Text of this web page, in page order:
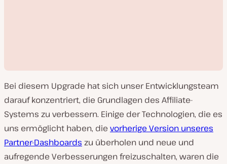
V
i
e
Bei diesem Upgrade hat sich unser Entwicklungsteam
darauf konzentriert, die Grundlagen des Affiliate-
Systems zu verbessern. Einige der Technologien, die es
uns ermöglicht haben, die vorherige Version unseres
Partner-Dashboards zu überholen und neue und
aufregende Verbesserungen freizuschalten, waren die